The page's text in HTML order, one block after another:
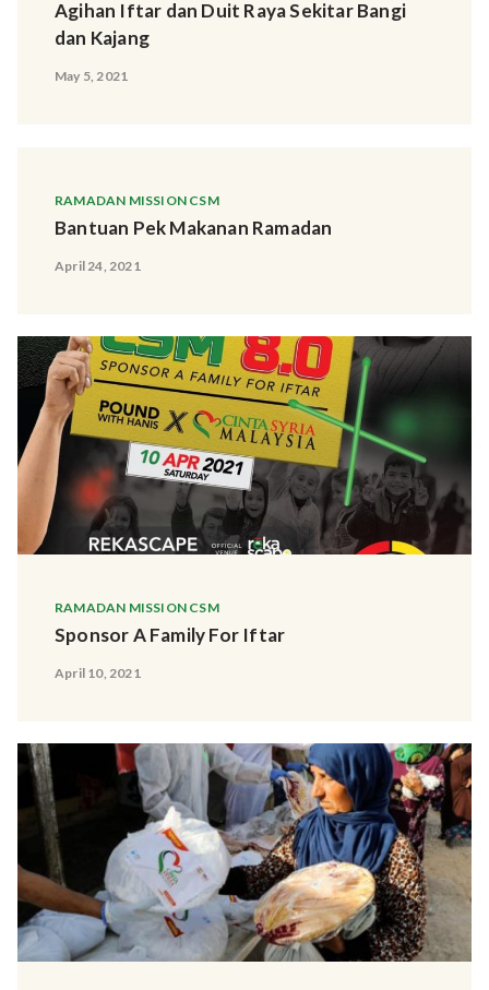
Agihan Iftar dan Duit Raya Sekitar Bangi
dan Kajang
May 5, 2021
RAMADAN MISSION CSM
Bantuan Pek Makanan Ramadan
April 24, 2021
RAMADAN MISSION CSM
Sponsor A Family For Iftar
April 10, 2021